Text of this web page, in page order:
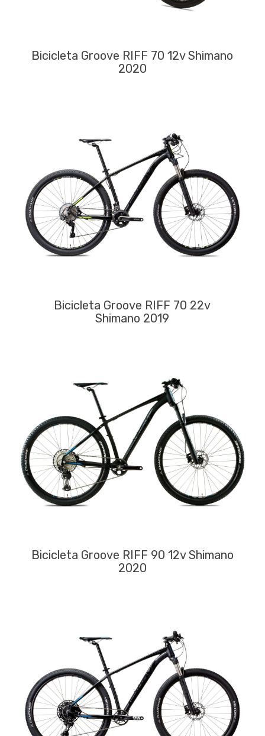
Bicicleta Groove RIFF 70 12v Shimano
2020
Bicicleta Groove RIFF 70 22v
Shimano 2019
Bicicleta Groove RIFF 90 12v Shimano
2020